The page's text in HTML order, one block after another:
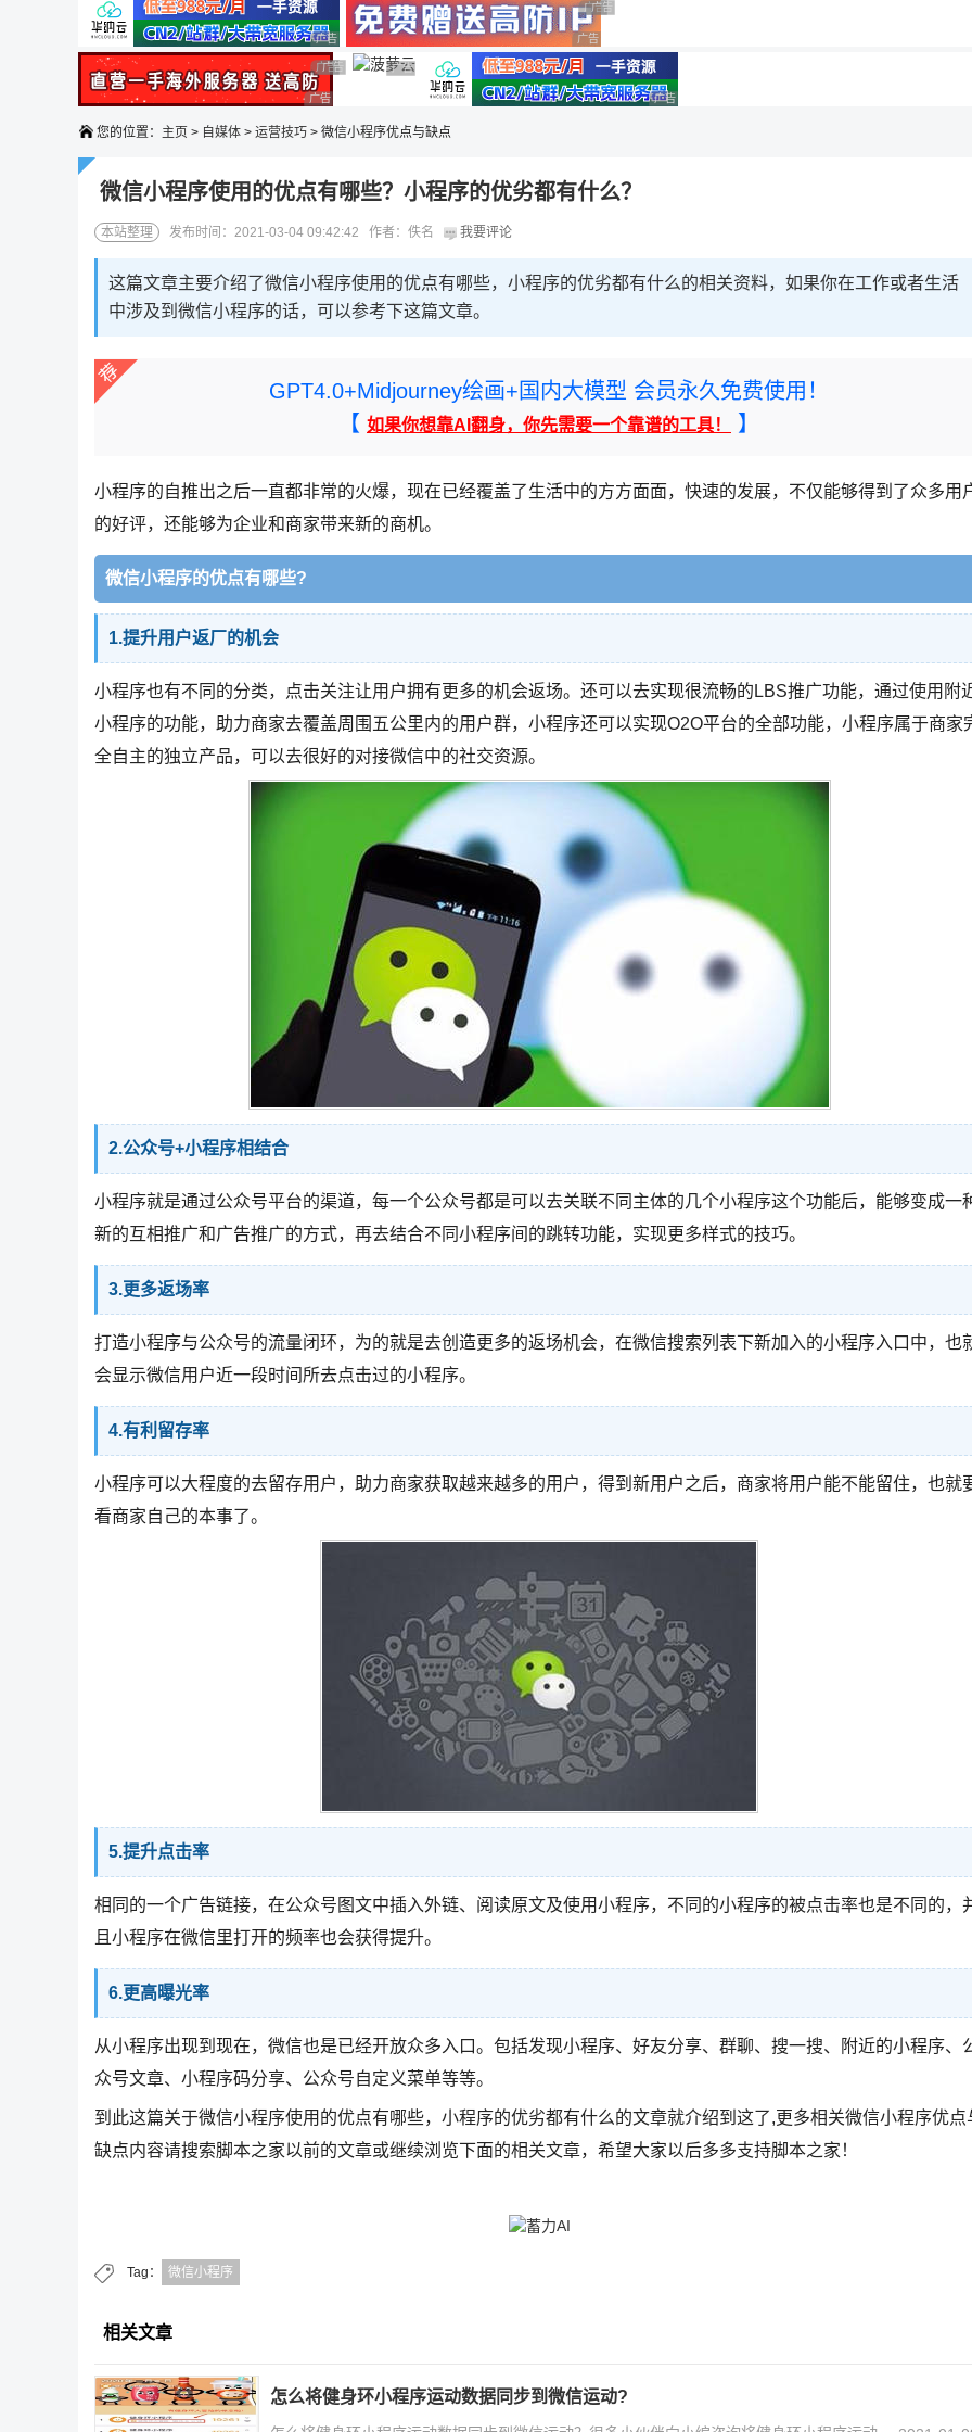
广告 商业广告，理性选择
广告 商业广告，理性选择 广告 商业广告，理性选择
广告 商业广告，理性选择
广告 商业广告，理性选择
广告 商业广告，理性选择
广告 商业广告，理性选择
广告 商业广告，理性选择广告 商业广告，理性选择
广告 商业广告，理性选择
您的位置： 主页 > 自媒体 > 运营技巧 > 微信小程序优点与缺点
微信小程序使用的优点有哪些？小程序的优劣都有什么？
本站整理 发布时间：2021-03-04 09:42:42 作者：佚名 我要评论
这篇文章主要介绍了微信小程序使用的优点有哪些，小程序的优劣都有什么的相关资料，如果你在工作或者生活
中涉及到微信小程序的话，可以参考下这篇文章。
GPT4.0+Midjourney绘画+国内大模型 会员永久免费使用！
【 如果你想靠AI翻身，你先需要一个靠谱的工具！ 】
小程序的自推出之后一直都非常的火爆，现在已经覆盖了生活中的方方面面，快速的发展，不仅能够得到了众多用
的好评，还能够为企业和商家带来新的商机。
微信小程序的优点有哪些?
1.提升用户返厂的机会
小程序也有不同的分类，点击关注让用户拥有更多的机会返场。还可以去实现很流畅的LBS推广功能，通过使用附
小程序的功能，助力商家去覆盖周围五公里内的用户群，小程序还可以实现O2O平台的全部功能，小程序属于商家
全自主的独立产品，可以去很好的对接微信中的社交资源。
2.公众号+小程序相结合
小程序就是通过公众号平台的渠道，每一个公众号都是可以去关联不同主体的几个小程序这个功能后，能够变成一
新的互相推广和广告推广的方式，再去结合不同小程序间的跳转功能，实现更多样式的技巧。
3.更多返场率
打造小程序与公众号的流量闭环，为的就是去创造更多的返场机会，在微信搜索列表下新加入的小程序入口中，也
会显示微信用户近一段时间所去点击过的小程序。
4.有利留存率
小程序可以大程度的去留存用户，助力商家获取越来越多的用户，得到新用户之后，商家将用户能不能留住，也就
看商家自己的本事了。
5.提升点击率
相同的一个广告链接，在公众号图文中插入外链、阅读原文及使用小程序，不同的小程序的被点击率也是不同的，
且小程序在微信里打开的频率也会获得提升。
6.更高曝光率
从小程序出现到现在，微信也是已经开放众多入口。包括发现小程序、好友分享、群聊、搜一搜、附近的小程序、
众号文章、小程序码分享、公众号自定义菜单等等。
到此这篇关于微信小程序使用的优点有哪些，小程序的优劣都有什么的文章就介绍到这了,更多相关微信小程序优点
缺点内容请搜索脚本之家以前的文章或继续浏览下面的相关文章，希望大家以后多多支持脚本之家！
Tag： 微信小程序
相关文章
怎么将健身环小程序运动数据同步到微信运动?